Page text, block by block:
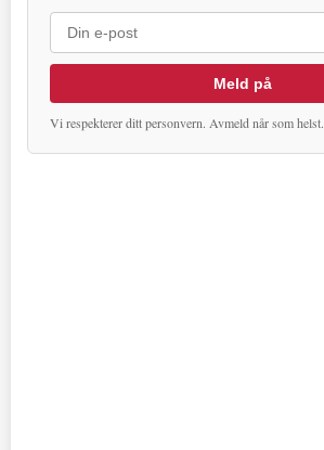
Meld på
Vi respekterer ditt personvern. Avmeld når som helst.